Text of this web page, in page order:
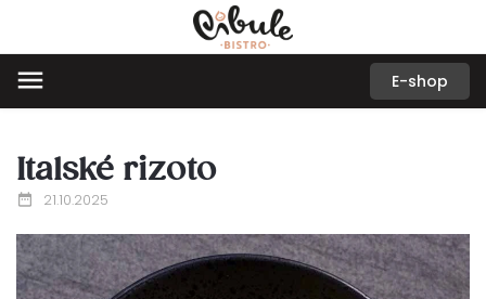
E-shop
Italské rizoto
21.10.2025